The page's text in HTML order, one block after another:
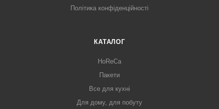
Політика конфіденційності
КАТАЛОГ
HoReCa
Пакети
Все для кухні
Для дому, для побуту